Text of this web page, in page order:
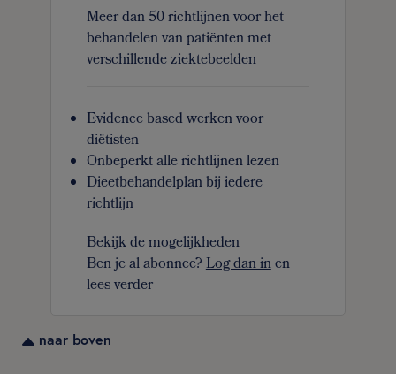
Meer dan 50 richtlijnen voor het
behandelen van patiënten met
verschillende ziektebeelden
Evidence based werken voor
diëtisten
Onbeperkt alle richtlijnen lezen
Dieetbehandelplan bij iedere
richtlijn
Bekijk de mogelijkheden
Ben je al abonnee?Log dan inen
lees verder
naar boven